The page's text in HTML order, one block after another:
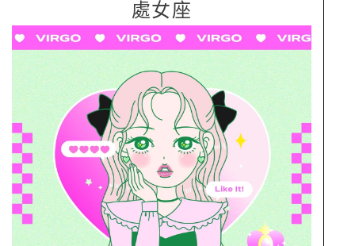
處女座